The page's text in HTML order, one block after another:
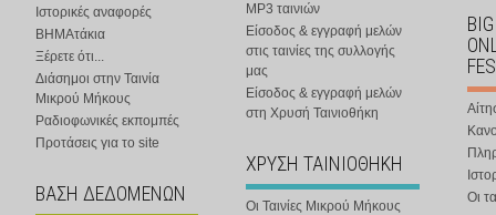
Ιστορικές αναφορές
ΒΗΜΑτάκια
Ξέρετε ότι...
Διάσημοι στην Ταινία
Μικρού Μήκους
Ραδιοφωνικές εκπομπές
Προτάσεις για το site
ΒΑΣΗ ΔΕΔΟΜΕΝΩΝ
MP3 ταινιών
Είσοδος & εγγραφή μελών
στις ταινίες της συλλογής
μας
Είσοδος & εγγραφή μελών
στη Χρυσή Ταινιοθήκη
ΧΡΥΣΗ ΤΑΙΝΙΟΘΗΚΗ
Οι Ταινίες Μικρού Μήκους
Οι